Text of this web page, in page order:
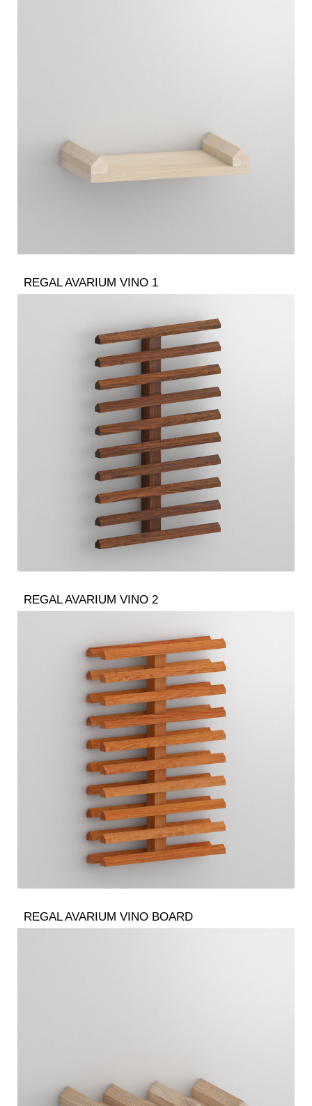
REGAL AVARIUM VINO 1
REGAL AVARIUM VINO 2
REGAL AVARIUM VINO BOARD